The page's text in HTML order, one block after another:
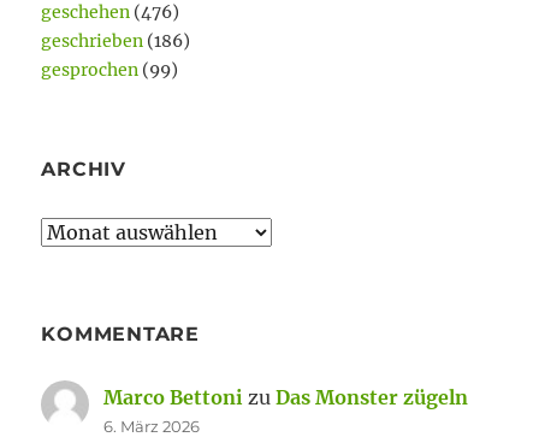
geschehen (476)
geschrieben (186)
gesprochen (99)
ARCHIV
Archiv
KOMMENTARE
Marco Bettoni zuDas Monster zügeln
6. März 2026